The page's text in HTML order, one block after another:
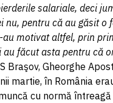
salariale, deci
nu, pentru că au găsit
motivat altfel, prin
au făcut asta pentru că
Braşov, Gheorghe
martie, în România
cu normă